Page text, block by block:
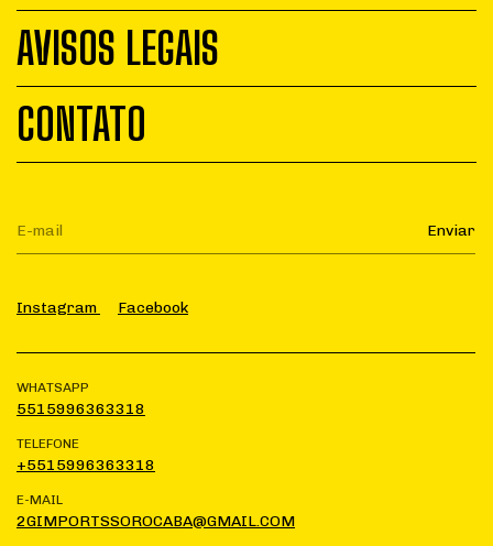
AVISOS LEGAIS
CONTATO
Instagram Facebook
WHATSAPP
5515996363318
TELEFONE
+5515996363318
E-MAIL
2GIMPORTSSOROCABA@GMAIL.COM